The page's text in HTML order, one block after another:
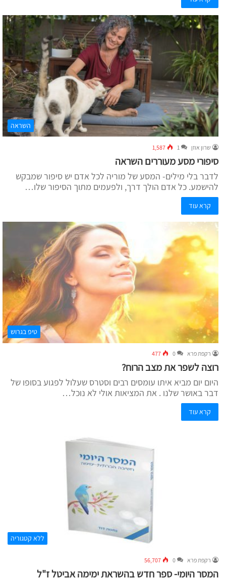
השראה
שרון אוזן 1
1,587
סיפורי מסע מעוררים השראה
לדבר בלי מילים- המסע של מוריה לכל אדם יש סיפור שמבקש
להישמע. כל אדם הולך דרך, ולפעמים מתוך הסיפור שלו…
קרא עוד
טיפ בגרוש
רקפת פרא 0
477
רוצה לשפר את מצב הרוח?
היום יום מביא איתו עומסים רבים וסטרס שעלול לפגוע בסופו של
דבר באושר שלנו . את המציאות אולי לא נוכל…
קרא עוד
ללא קטגוריה
רקפת פרא 0
56,707
המסר היומי- ספר חדש בהשראת ימימה אביטל ז"ל